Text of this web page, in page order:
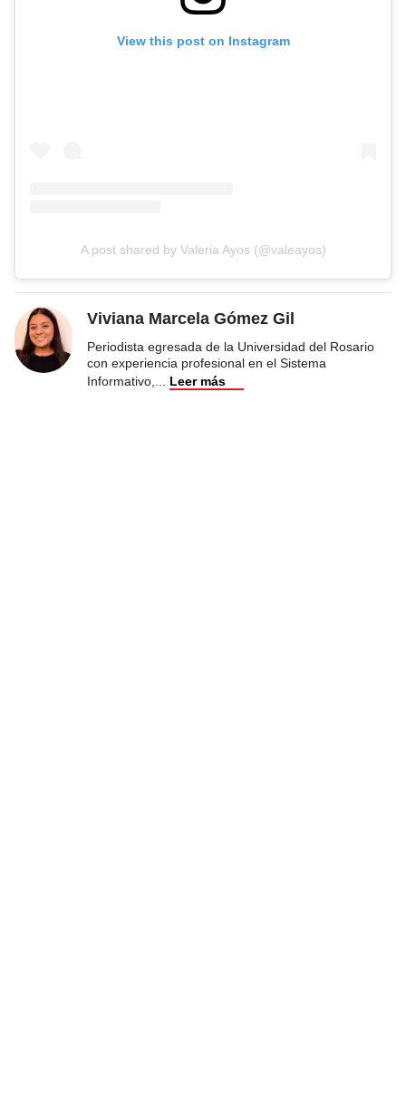
View this post on Instagram
A post shared by Valeria Ayos (@valeayos)
Viviana Marcela Gómez Gil
Periodista egresada de la Universidad del Rosario
con experiencia profesional en el Sistema
Informativo,
Leer más